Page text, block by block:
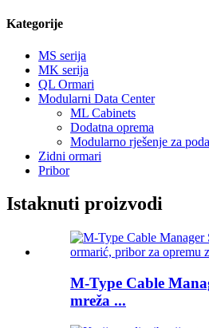
Kategorije
MS serija
MK serija
QL Ormari
Modularni Data Center
ML Cabinets
Dodatna oprema
Modularno rješenje za
Zidni ormari
Pribor
Istaknuti proizvodi
M-Type Cable
mreža ...